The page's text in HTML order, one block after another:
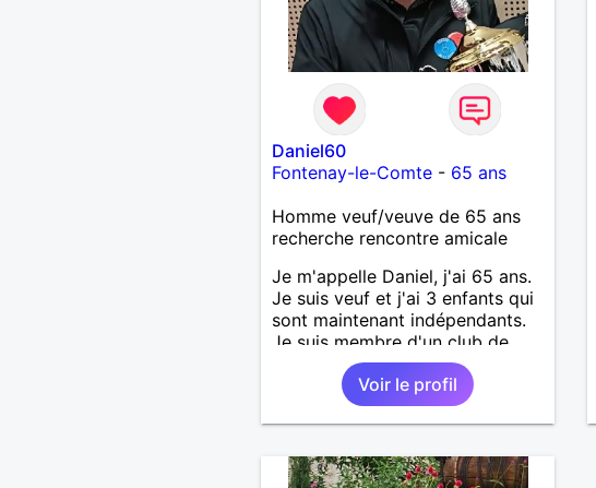
Daniel60
Fontenay-le-Comte- 65 ans
Homme veuf/veuve de 65 ans
recherche rencontre amicale
Je m'appelle Daniel, j'ai 65 ans.
Je suis veuf et j'ai 3 enfants qui
sont maintenant indépendants.
Je suis membre d'un club de
palets vendéen.
Voir le profil